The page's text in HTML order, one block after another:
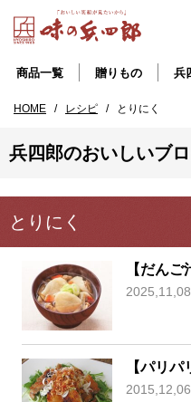
商品一覧 贈りもの 兵
HOME / レシピ / とりにく
兵四郎のおいしいブ
とりにく
【だんご
【パリ